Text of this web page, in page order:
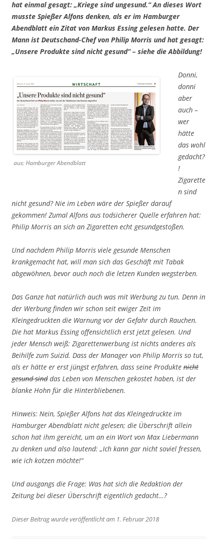
hat einmal gesagt: „Kriege sind ungesund.“ An dieses Wort
musste Spießer Alfons denken, als er im Hamburger
Abendblatt ein Zitat von Markus Essing gelesen hatte. Der
Mann ist Deutschand-Chef von Philip Morris und hat gesagt:
„Unsere Produkte sind nicht gesund“– siehe die Abbildung!
aus: Hamburger Abendblatt
Donni,
donni
aber
auch –
wer
hätte
das wohl
gedacht?
!
Zigarette
n sind
nicht gesund? Nie im Leben wäre der Spießer darauf
gekommen! Zumal Alfons aus todsicherer Quelle erfahren hat:
Philip Morris an sich an Zigaretten echt gesundgestoßen.
Und nachdem Philip Morris viele gesunde Menschen
krankgemacht hat, will man sich das Geschäft mit Tabak
abgewöhnen, bevor auch noch die letzen Kunden wegsterben.
Das Ganze hat natürlich auch was mit Werbung zu tun. Denn in
der Werbung finden wir schon seit ewiger Zeit im
Kleingedruckten die Warnung vor der Gefahr durch Rauchen.
Die hat Markus Essing offensichtlich erst jetzt gelesen. Und
jeder Mensch weiß: Zigarettenwerbung ist nichts anderes als
Beihilfe zum Suizid. Dass der Manager von Philip Morris so tut,
als er hätte er erst jüngst erfahren, dass seine Produkte nicht
gesund sinddas Leben von Menschen gekostet haben, ist der
blanke Hohn für die Hinterbliebenen.
Hinweis: Nein, Spießer Alfons hat das Kleingedruckte im
Hamburger Abendblatt nicht gelesen; die Überschrift allein
schon hat ihm gereicht, um an ein Wort von Max Liebermann
zu denken und also lautend: „Ich kann gar nicht soviel fressen,
wie ich kotzen möchte!“
Und ausgangs die Frage: Was hat sich die Redaktion der
Zeitung bei dieser Überschrift eigentlich gedacht…?
Dieser Beitrag wurde veröffentlicht am 1. Februar 2018